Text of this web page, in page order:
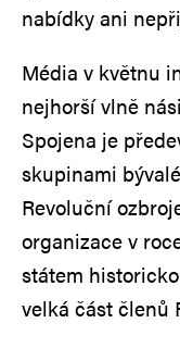
nabídky ani
Média v květnu
nejhorší vlně
Spojena je
skupinami
Revoluční
organizace v
státem
velká část členů